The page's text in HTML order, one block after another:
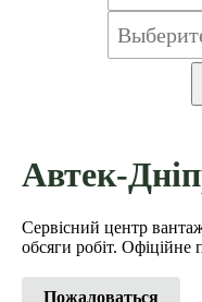
Автек-
Сервісний центр
обсяги робіт.
Пожаловаться